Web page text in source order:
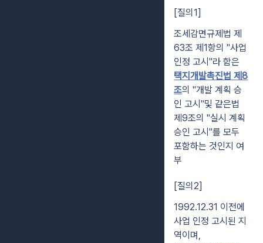
[질의1]
조세감면규제법 제
63조 제1항의 "사업
인정 고시"라 함은
택지개발촉진법 제8
조의 "개발 계획 승
인 고시"및 같은법
제9조의 "실시 계획
승인 고시"를 모두
포함하는 것인지 여
부
[질의2]
1992.12.31 이전에
사업 인정 고시된 지
역이며,